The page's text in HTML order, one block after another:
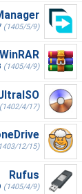
(1405/5/9)
WinRAR
(1405/4/9)
(1402/4/17)
12/15)
Rufus
(1405/4/9)